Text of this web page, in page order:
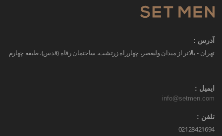
آدرس :
تهران - بالاتر از میدان ولیعصر، چهارراه زرتشت، ساختمان رفاه (قدس)، طبقه چهارم
ایمیل :
info@setmen.com
تلفن :
02128421694